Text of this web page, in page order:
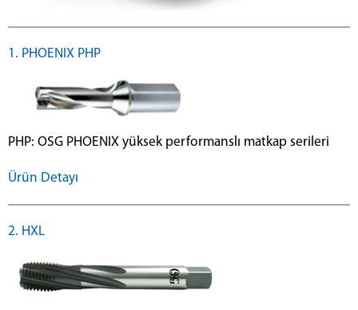
1. PHOENIX PHP
PHP: OSG PHOENIX yüksek performanslı matkap serileri
Ürün Detayı
2. HXL